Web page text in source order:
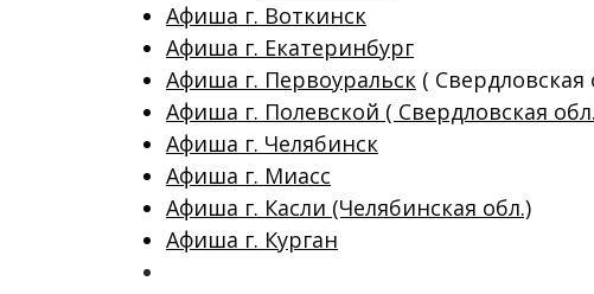
Афиша г. Воткинск
Афиша г. Екатеринбург
Афиша г. Первоуральск ( Свердловская
Афиша г. Полевской ( Свердловская
Афиша г. Челябинск
Афиша г. Миасс
Афиша г. Касли (Челябинская обл.)
Афиша г. Курган